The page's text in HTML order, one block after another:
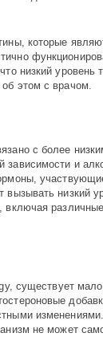
которые
низкий уровень
этом с врачом.
с более
зависимости и
низкий
существует мало
не может